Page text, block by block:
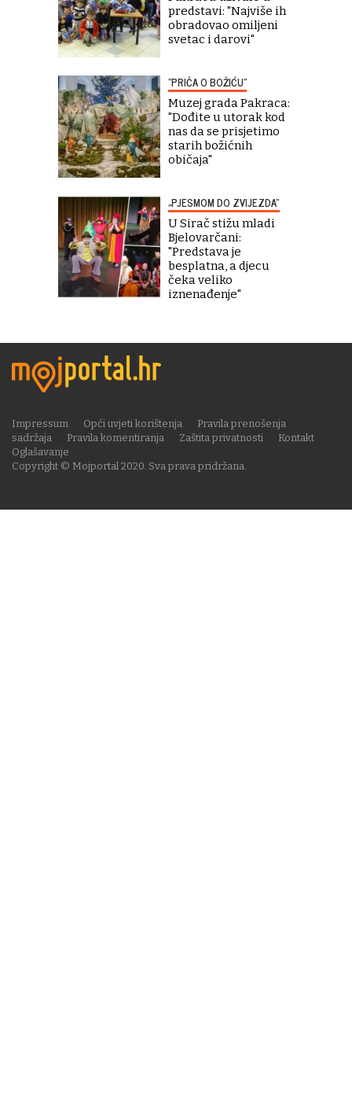
predstavi: "Najviše ih
obradovao omiljeni
svetac i darovi"
"PRIČA O BOŽIĆU"
Muzej grada Pakraca:
"Dođite u utorak kod
nas da se prisjetimo
starih božićnih
običaja"
„PJESMOM DO ZVIJEZDA“
U Sirač stižu mladi
Bjelovarčani:
"Predstava je
besplatna, a djecu
čeka veliko
iznenađenje"
Copyright © Mojportal 2020. Sva prava pridržana.
Impressum Opći uvjeti korištenja
Pravila prenošenja
sadržaja
Pravila komentiranja Zaštita privatnosti
Kontakt
Oglašavanje